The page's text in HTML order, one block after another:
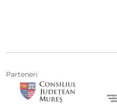
Parteneri